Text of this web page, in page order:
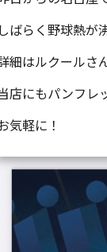
しばらく野球熱が
細はルクールさ
店にもパンフレ
気軽に！